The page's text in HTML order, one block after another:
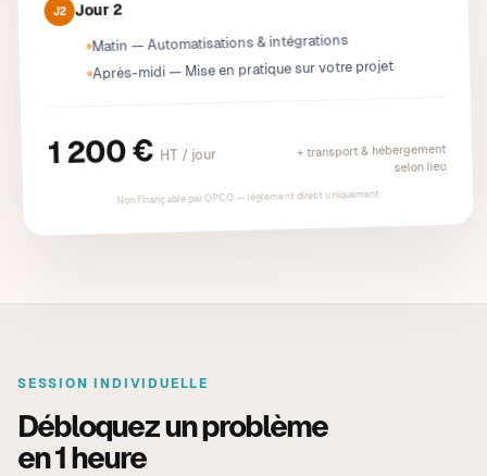
J2 Jour 2
Matin — Automatisations & intégrations
Après-midi — Mise en pratique sur votre projet
1 200 € HT / jour + transport & hébergement
selon lieu
Non finançable par OPCO — règlement direct uniquement
SESSION INDIVIDUELLE
Débloquez un problème
en 1 heure